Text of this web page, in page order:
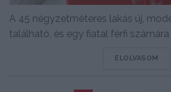
A 45 négyzetméteres lakás új,
található, és egy fiatal férfi számára
ELOLVASOM